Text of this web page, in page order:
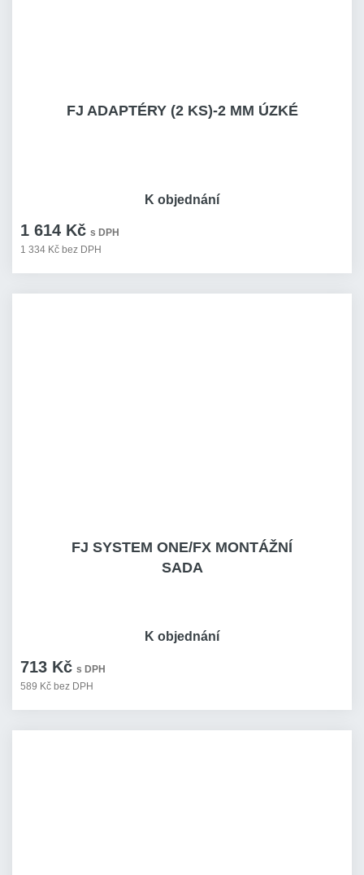
FJ ADAPTÉRY (2 KS)-2 MM ÚZKÉ
1 614 Kč s DPH
1 334 Kč bez DPH
K objednání
FJ SYSTEM ONE/FX MONTÁŽNÍ
SADA
713 Kč s DPH
589 Kč bez DPH
K objednání